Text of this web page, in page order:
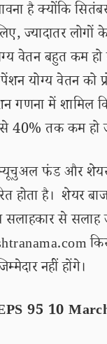
है क्योंकि
ज्यादातर लोगों
वेतन बहुत कम
योग्य वेतन को
गणना में शामिल
तक कम हो
फंड और शेयर
होता है। शेयर
सलाहकार से सलाह
नहीं होंगे।
95 10